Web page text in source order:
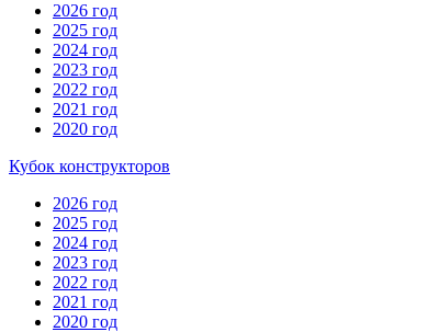
2026 год
2025 год
2024 год
2023 год
2022 год
2021 год
2020 год
Кубок конструкторов
2026 год
2025 год
2024 год
2023 год
2022 год
2021 год
2020 год